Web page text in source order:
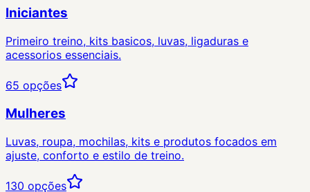
Iniciantes
Primeiro treino, kits basicos, luvas, ligaduras e
acessorios essenciais.
65 opções
Mulheres
Luvas, roupa, mochilas, kits e produtos focados em
ajuste, conforto e estilo de treino.
130 opções